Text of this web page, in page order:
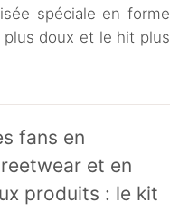
spéciale en forme
plus doux et le hit plus
fans en
et en
produits : le kit